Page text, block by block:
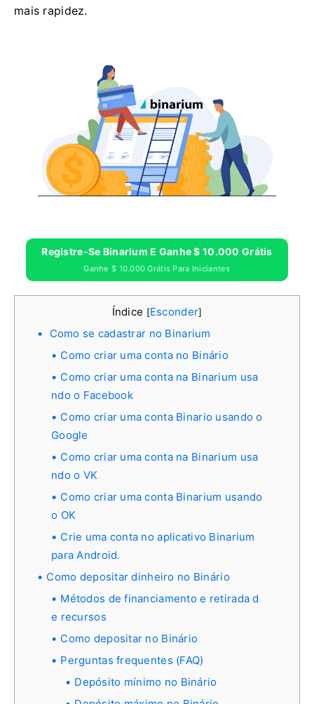
mais rapidez.
Registre-Se Binarium E Ganhe $ 10.000 Grátis
Ganhe $ 10.000 Grátis Para Iniciantes
Índice [Esconder]
Como se cadastrar no Binarium
Como criar uma conta no Binário
Como criar uma conta na Binarium usa
ndo o Facebook
Como criar uma conta Binario usando o
Google
Como criar uma conta na Binarium usa
ndo o VK
Como criar uma conta Binarium usando
o OK
Crie uma conta no aplicativo Binarium
para Android.
Como depositar dinheiro no Binário
Métodos de financiamento e retirada d
e recursos
Como depositar no Binário
Perguntas frequentes (FAQ)
Depósito mínimo no Binário